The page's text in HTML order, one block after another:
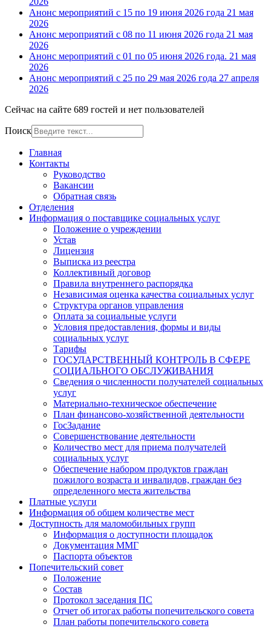
Анонс мероприятий с 15 по 19 июня 2026 года 21 мая
2026
Анонс мероприятий с 08 по 11 июня 2026 года 21 мая
2026
Анонс мероприятий с 01 по 05 июня 2026 года. 21 мая
2026
Анонс мероприятий с 25 по 29 мая 2026 года 27 апреля
2026
Сейчас на сайте 689 гостей и нет пользователей
Поиск
Главная
Контакты
Руководство
Вакансии
Обратная связь
Отделения
Информация о поставщике социальных услуг
Положение о учреждении
Устав
Лицензия
Выписка из реестра
Коллективный договор
Правила внутреннего распорядка
Независимая оценка качества социальных услуг
Структура органов управления
Оплата за социальные услуги
Условия предоставления, формы и виды
социальных услуг
Тарифы
ГОСУДАРСТВЕННЫЙ КОНТРОЛЬ В СФЕРЕ
СОЦИАЛЬНОГО ОБСЛУЖИВАНИЯ
Сведения о численности получателей социальных
услуг
Материально-техническое обеспечение
План финансово-хозяйственной деятельности
ГосЗадание
Совершенствование деятельности
Количество мест для приема получателей
социальных услуг
Обеспечение набором продуктов граждан
пожилого возраста и инвалидов, граждан без
определенного места жительства
Платные услуги
Информация об общем количестве мест
Доступность для маломобильных групп
Информация о доступности площадок
Документация ММГ
Паспорта объектов
Попечительский совет
Положение
Состав
Протокол заседания ПС
Отчет об итогах работы попечительского совета
План работы попечительского совета